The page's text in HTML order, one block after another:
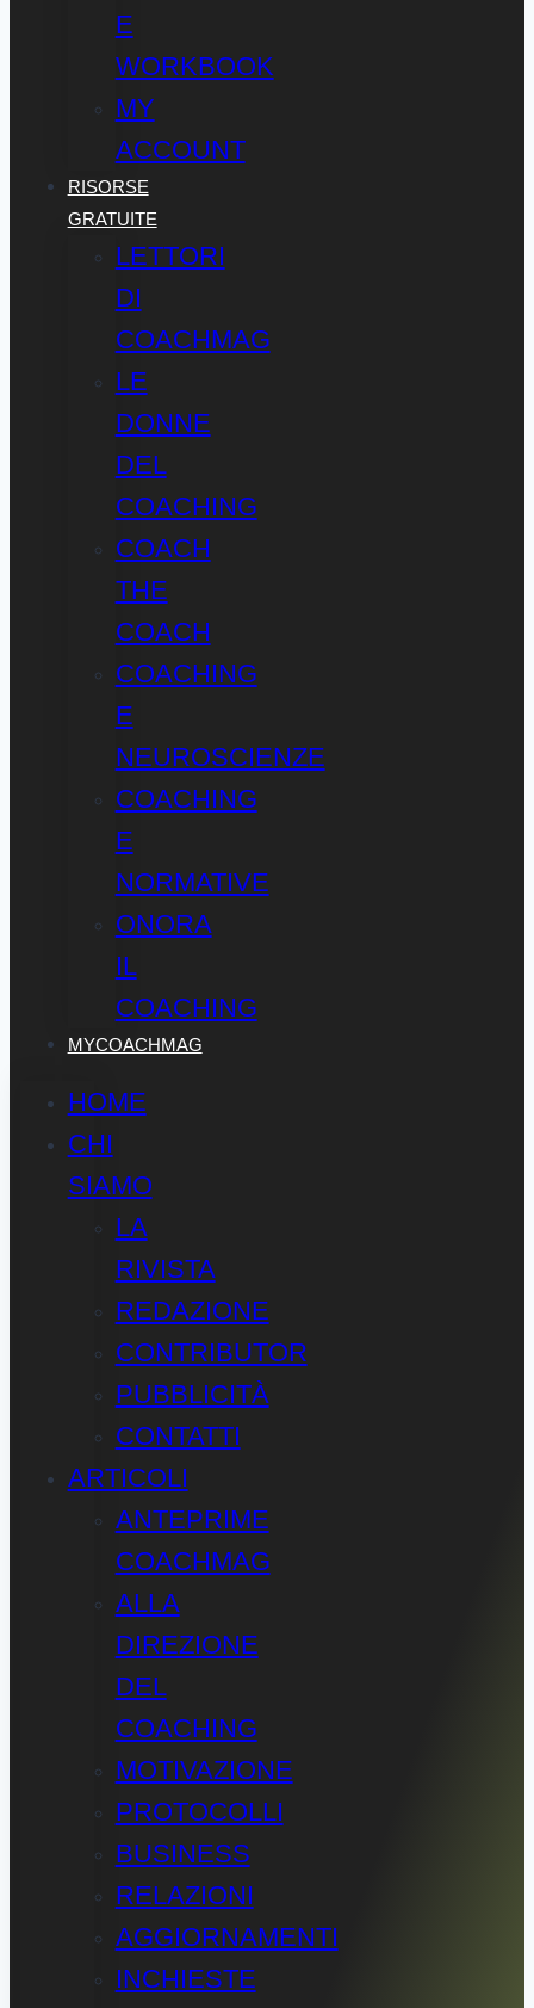
E
WORKBOOK
MY
ACCOUNT
RISORSE
GRATUITE
LETTORI
DI
COACHMAG
LE
DONNE
DEL
COACHING
COACH
THE
COACH
COACHING
E
NEUROSCIENZE
COACHING
E
NORMATIVE
ONORA
IL
COACHING
MYCOACHMAG
HOME
CHI
SIAMO
LA
RIVISTA
REDAZIONE
CONTRIBUTOR
PUBBLICITÀ
CONTATTI
ARTICOLI
ANTEPRIME
COACHMAG
ALLA
DIREZIONE
DEL
COACHING
MOTIVAZIONE
PROTOCOLLI
BUSINESS
RELAZIONI
AGGIORNAMENTI
INCHIESTE